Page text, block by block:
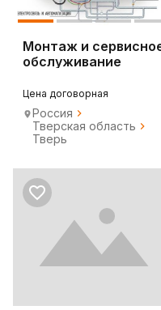
Монтаж и
обслуживание
Цена договорная
Россия
Тверская область
Тверь